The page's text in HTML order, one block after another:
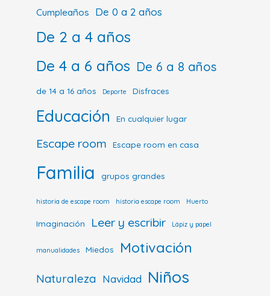
Cumpleaños De 0 a 2 años
De 2 a 4 años
De 4 a 6 años De 6 a 8 años
de 14 a 16 años Deporte Disfraces
Educación En cualquier lugar
Escape room Escape room en casa
Familia grupos grandes
historia de escape room historia escape room Huerto
Imaginación Leer y escribir Lápiz y papel
manualidades Miedos Motivación
Naturaleza Navidad Niños